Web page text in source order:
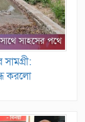
সামগ্রী:
করলো